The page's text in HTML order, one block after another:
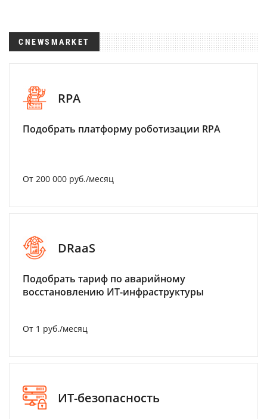
CNEWSMARKET
RPA
Подобрать платформу роботизации RPA
От 200 000 руб./месяц
DRaaS
Подобрать тариф по аварийному
восстановлению ИТ-инфраструктуры
От 1 руб./месяц
ИТ-безопасность